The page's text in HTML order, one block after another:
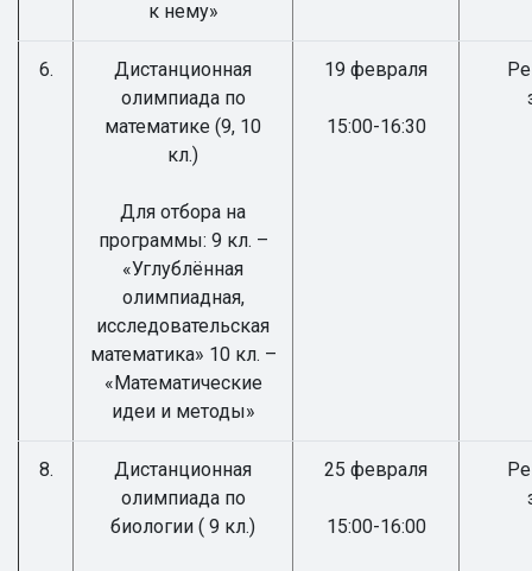
к нему»
6.
Дистанционная
олимпиада по
математике (9, 10
кл.)
Для отбора на
программы: 9 кл. –
«Углублённая
олимпиадная,
исследовательская
математика» 10 кл. –
«Математические
идеи и методы»
19 февраля
15:00-16:30
8.
Дистанционная
олимпиада по
биологии ( 9 кл.)
25 февраля
15:00-16:00